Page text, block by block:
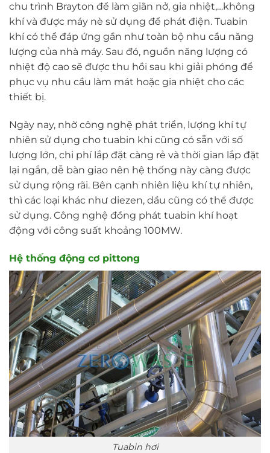
chu trình Brayton để làm giãn nở, gia nhiệt,…không
khí và được máy nè sử dụng để phát điện. Tuabin
khí có thể đáp ứng gần như toàn bộ nhu cầu năng
lượng của nhà máy. Sau đó, nguồn năng lượng có
nhiệt độ cao sẽ được thu hồi sau khi giải phóng để
phục vụ nhu cầu làm mát hoặc gia nhiệt cho các
thiết bị.
Ngày nay, nhờ công nghệ phát triển, lượng khí tự
nhiên sử dụng cho tuabin khi cũng có sẵn với số
lượng lớn, chi phí lắp đặt càng rẻ và thời gian lắp đặt
lại ngắn, dễ bàn giao nên hệ thống này càng được
sử dụng rộng rãi. Bên cạnh nhiên liệu khí tự nhiên,
thì các loại khác như diezen, dầu cũng có thể được
sử dụng. Công nghệ đồng phát tuabin khí hoạt
động với công suất khoảng 100MW.
Hệ thống động cơ pittong
Tuabin hơi